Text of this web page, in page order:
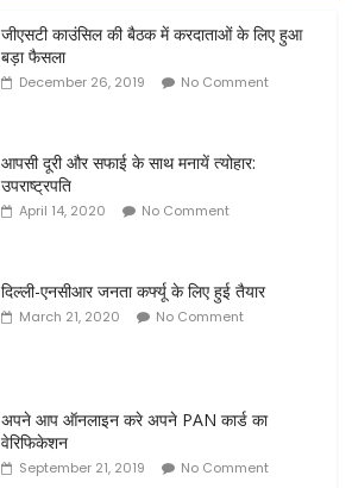
जीएसटी काउंसिल की बैठक में करदाताओं के लिए हुआ
बड़ा फैसला
December 26, 2019 No Comment
आपसी दूरी और सफाई के साथ मनायें त्योहार:
उपराष्ट्रपति
April 14, 2020 No Comment
दिल्ली-एनसीआर जनता कर्फ्यू के लिए हुई तैयार
March 21, 2020 No Comment
अपने आप ऑनलाइन करे अपने PAN कार्ड का
वेरिफिकेशन
September 21, 2019 No Comment